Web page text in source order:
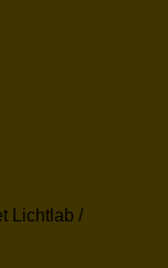
Lichtlab /